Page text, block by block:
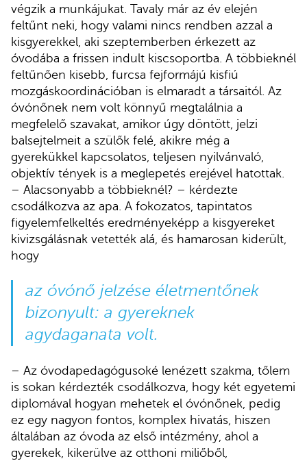
végzik a munkájukat. Tavaly már az év elején
feltűnt neki, hogy valami nincs rendben azzal a
kisgyerekkel, aki szeptemberben érkezett az
óvodába a frissen indult kiscsoportba. A többieknél
feltűnően kisebb, furcsa fejformájú kisfiú
mozgáskoordinációban is elmaradt a társaitól. Az
óvónőnek nem volt könnyű megtalálnia a
megfelelő szavakat, amikor úgy döntött, jelzi
balsejtelmeit a szülők felé, akikre még a
gyerekükkel kapcsolatos, teljesen nyilvánvaló,
objektív tények is a meglepetés erejével hatottak.
– Alacsonyabb a többieknél? – kérdezte
csodálkozva az apa. A fokozatos, tapintatos
figyelemfelkeltés eredményeképp a kisgyereket
kivizsgálásnak vetették alá, és hamarosan kiderült,
hogy
az óvónő jelzése életmentőnek
bizonyult: a gyereknek
agydaganata volt.
– Az óvodapedagógusoké lenézett szakma, tőlem
is sokan kérdezték csodálkozva, hogy két egyetemi
diplomával hogyan mehetek el óvónőnek, pedig
ez egy nagyon fontos, komplex hivatás, hiszen
általában az óvoda az első intézmény, ahol a
gyerekek, kikerülve az otthoni miliőből,